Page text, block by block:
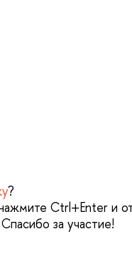
?
Ctrl+Enter и
за участие!